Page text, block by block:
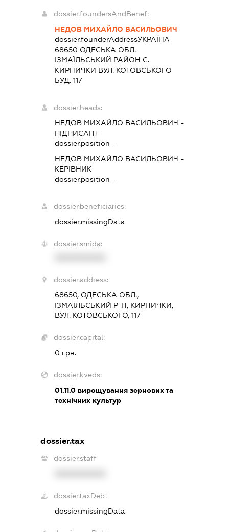
dossier.foundersAndBenef:
НЕДОВ МИХАЙЛО ВАСИЛЬОВИЧ
dossier.founderAddressУКРАЇНА
68650 ОДЕСЬКА ОБЛ.
IЗМАЇЛЬСЬКИЙ РАЙОН С.
КИРНИЧКИ ВУЛ. КОТОВСЬКОГО
БУД. 117
dossier.heads:
НЕДОВ МИХАЙЛО ВАСИЛЬОВИЧ -
ПІДПИСАНТ
dossier.position -
НЕДОВ МИХАЙЛО ВАСИЛЬОВИЧ -
КЕРІВНИК
dossier.position -
dossier.beneficiaries:
dossier.missingData
dossier.smida:
dossier.address:
68650, ОДЕСЬКА ОБЛ.,
ІЗМАЇЛЬСЬКИЙ Р-Н, КИРНИЧКИ,
ВУЛ. КОТОВСЬКОГО, 117
dossier.capital:
0 грн.
dossier.kveds:
01.11.0вирощування зернових та
технічних культур
dossier.tax
dossier.staff
dossier.taxDebt
dossier.missingData